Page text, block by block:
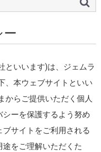
ー
といいます)は、ジェムラ
、本ウェブサイトといい
からご提供いただく個人
ーを保護するよう努め
サイトをご利用される
をご理解いただくた